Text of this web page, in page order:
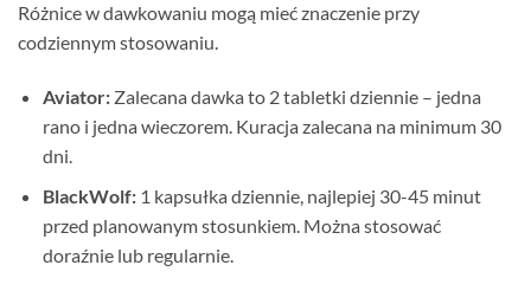
Różnice w dawkowaniu mogą mieć znaczenie przy
codziennym stosowaniu.
Aviator:Zalecana dawka to 2 tabletki dziennie – jedna
rano i jedna wieczorem. Kuracja zalecana na minimum 30
dni.
BlackWolf:1 kapsułka dziennie, najlepiej 30-45 minut
przed planowanym stosunkiem. Można stosować
doraźnie lub regularnie.